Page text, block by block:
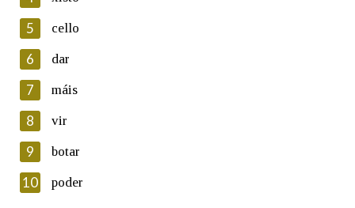
Lin e acepto as condicións da política de
Introduce o código que aparece na imaxe:
Texto de verificación
5 cello
6 dar
7 máis
8 vir
9 botar
10 poder